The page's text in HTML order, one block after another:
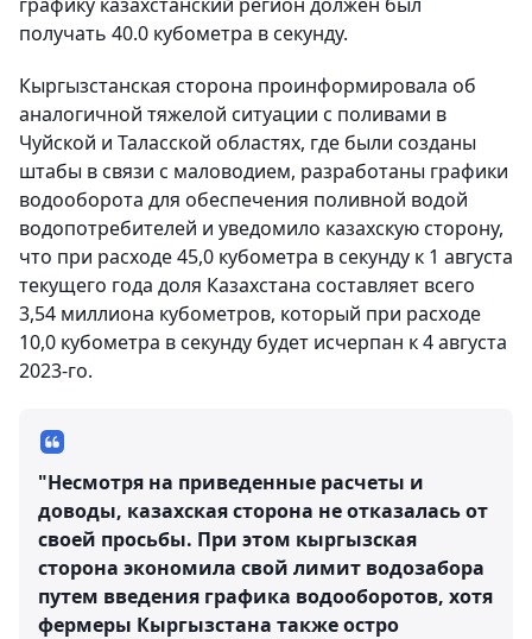
получать 40.0 кубометра в секунду.
Кыргызстанская сторона проинформировала об
аналогичной тяжелой ситуации с поливами в
Чуйской и Таласской областях, где были созданы
штабы в связи с маловодием, разработаны графики
водооборота для обеспечения поливной водой
водопотребителей и уведомило казахскую сторону,
что при расходе 45,0 кубометра в секунду к 1 августа
текущего года доля Казахстана составляет всего
3,54 миллиона кубометров, который при расходе
10,0 кубометра в секунду будет исчерпан к 4 августа
2023-го.
"Несмотря на приведенные расчеты и
доводы, казахская сторона не отказалась от
своей просьбы. При этом кыргызская
сторона экономила свой лимит водозабора
путем введения графика водооборотов, хотя
фермеры Кыргызстана также остро